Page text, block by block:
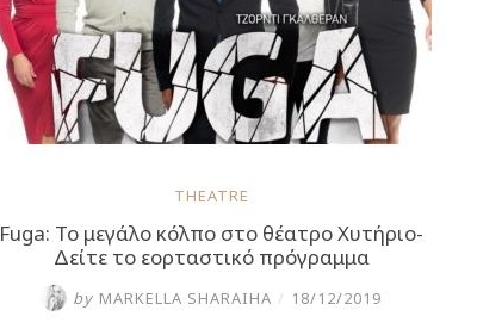
THEATRE
Fuga: Το μεγάλο κόλπο στο θέατρο Χυτήριο-
Δείτε το εορταστικό πρόγραμμα
by MARKELLA SHARAIHA / 18/12/2019